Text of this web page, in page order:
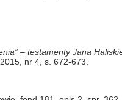
– testamenty Jana
nr 4, s. 672-673.